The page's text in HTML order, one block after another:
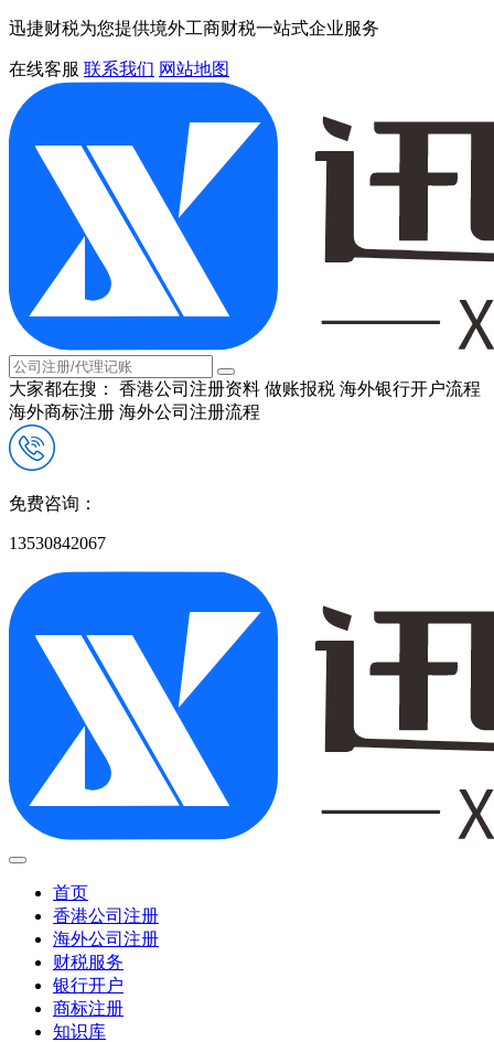
迅捷财税为您提供境外工商财税一站式企业服务
在线客服 联系我们 网站地图
大家都在搜： 香港公司注册资料 做账报税 海外银行开户流程
海外商标注册 海外公司注册流程
免费咨询：
13530842067
首页
香港公司注册
海外公司注册
财税服务
银行开户
商标注册
知识库